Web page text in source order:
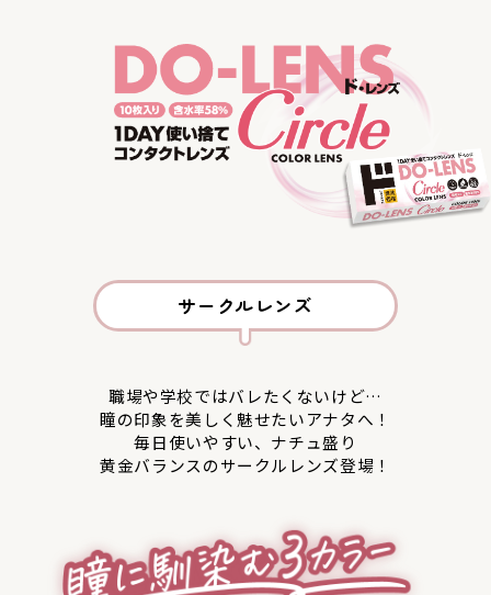
サークルレンズ
職場や学校ではバレたくないけど…
瞳の印象を美しく魅せたいアナタへ！
毎日使いやすい、ナチュ盛り
黄金バランスのサークルレンズ登場！